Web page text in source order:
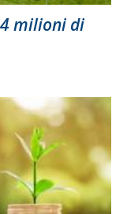
milioni di